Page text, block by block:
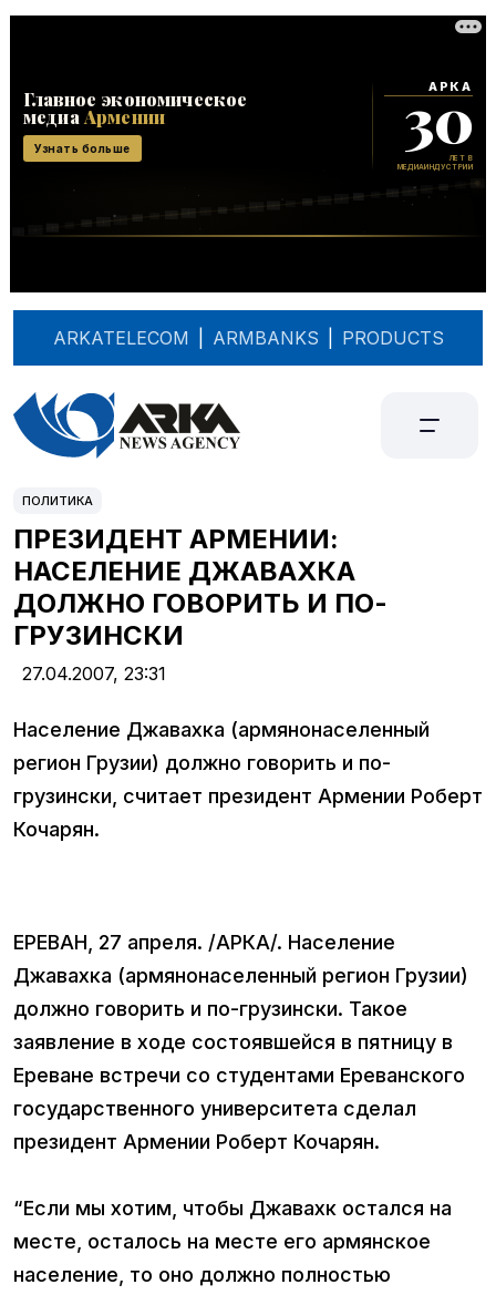
ARKATELECOM ARMBANKS PRODUCTS
ПОЛИТИКА
ПРЕЗИДЕНТ АРМЕНИИ:
НАСЕЛЕНИЕ ДЖАВАХКА
ДОЛЖНО ГОВОРИТЬ И ПО-
ГРУЗИНСКИ
27.04.2007, 23:31
Население Джавахка (армянонаселенный
регион Грузии) должно говорить и по-
грузински, считает президент Армении Роберт
Кочарян.
ЕРЕВАН, 27 апреля. /АРКА/. Население
Джавахка (армянонаселенный регион Грузии)
должно говорить и по-грузински. Такое
заявление в ходе состоявшейся в пятницу в
Ереване встречи со студентами Ереванского
государственного университета сделал
президент Армении Роберт Кочарян.
“Если мы хотим, чтобы Джавахк остался на
месте, осталось на месте его армянское
население, то оно должно полностью